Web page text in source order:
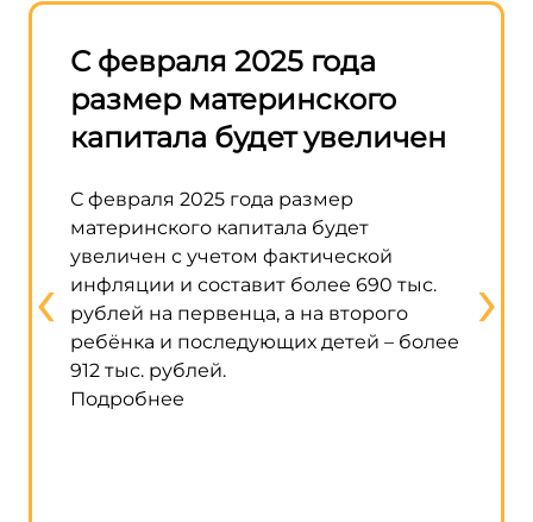
С февраля 2025 года
размер материнского
капитала будет увеличен
С февраля 2025 года размер
материнского капитала будет
увеличен с учетом фактической
инфляции и составит более 690 тыс.
рублей на первенца, а на второго
ребёнка и последующих детей – более
912 тыс. рублей.
Подробнее
‹ ›